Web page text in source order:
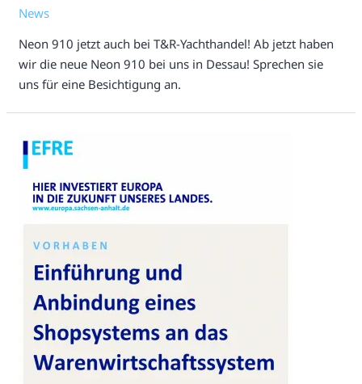
News
Neon 910 jetzt auch bei T&R-Yachthandel! Ab jetzt haben
wir die neue Neon 910 bei uns in Dessau! Sprechen sie
uns für eine Besichtigung an.